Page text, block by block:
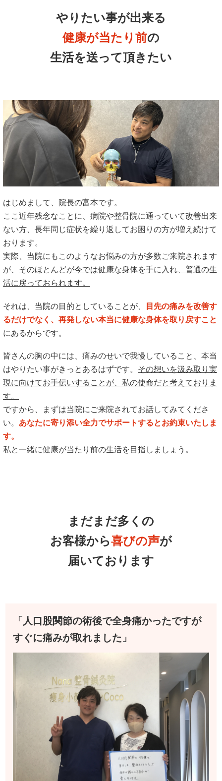
やりたい事が出来る
健康が当たり前の
生活を送って頂きたい
はじめまして、院長の富本です。
ここ近年残念なことに、病院や整骨院に通っていて改善出来
ない方、長年同じ症状を繰り返してお困りの方が増え続けて
おります。
実際、当院にもこのようなお悩みの方が多数ご来院されます
が、 そのほとんどが今では健康な身体を手に入れ、普通の生
活に戻っておられます。
それは、当院の目的としていることが、
目先の痛みを改善す
るだけでなく、再発しない本当に健康な身体を取り戻すこと
にあるからです。
皆さんの胸の中には、痛みのせいで我慢していること、本当
はやりたい事がきっとあるはずです。 その想いを汲み取り実
現に向けてお手伝いすることが、私の使命だと考えておりま
す。
ですから、まずは当院にご来院されてお話してみてくださ
い。 あなたに寄り添い全力でサポートするとお約束いたしま
す。
私と一緒に健康が当たり前の生活を目指しましょう。
まだまだ多くの
お客様から喜びの声が
届いております
「人口股関節の術後で全身痛かったですが
すぐに痛みが取れました」